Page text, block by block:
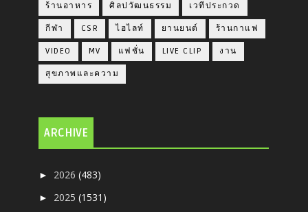
ร้านอาหาร ศิลปวัฒนธรรม เวทีประกวด
กีฬา CSR ไฮไลท์ ยานยนต์ ร้านกาแฟ
VIDEO MV แฟชั่น LIVE CLIP งาน
สุขภาพและความ
ARCHIVE
► 2026(483)
► 2025(1531)